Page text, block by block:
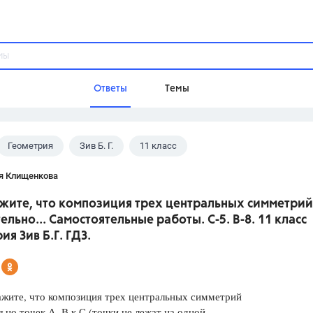
Ответы Темы
Домашнее задание
Школа
Разумовская М.М.,
Геометрия Зив Б. Г. 11 класс
Клищенкова
что композиция трех центральных симметрий
Самостоятельные работы. С-5. В-8. 11 класс
Зив Б.Г. ГДЗ.
что композиция трех центральных симметрий